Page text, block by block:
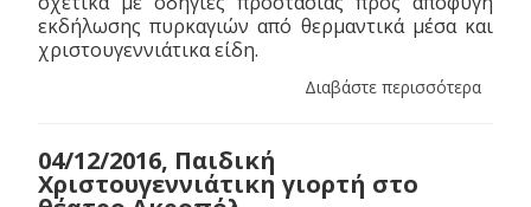
εκδήλωσης πυρκαγιών από θερμαντικά μέσα και
χριστουγεννιάτικα είδη.
Διαβάστε περισσότερα
04/12/2016, Παιδική
Χριστουγεννιάτικη γιορτή στο